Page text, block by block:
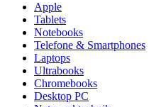
Apple
Tablets
Notebooks
Telefone & Smartphones
Laptops
Ultrabooks
Chromebooks
Desktop PC